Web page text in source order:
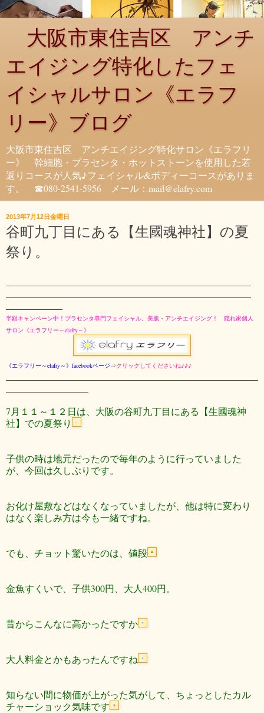
大阪市東住吉区 アンチ
エイジング特化したフェ
イシャルサロン《エラフ
リー》ブログ
大阪市東住吉区 アンチエイジング特化サロン《エラフリ
ー》 幹細胞・プラセンタ・ホットストーンを使用した若
返りコースが人気♪フェイシャル&ボディーコースがありま
す。 ☎080-2541-5956 メール：mail@elafry.com
2013年7月12日金曜日
谷町九丁目にある【生國魂神社】の夏
祭り。
半額キャンペーン中！プラセンタ専門フェイシャル。美肌・アンチエイジング！ 隠れ家個人
サロン 《エラフリー～elafry～》
《エラフリー ～elafry～》facebookページ⇒クリックしてくださいね♪♪♪
7月１１～１２日は、大阪の谷町九丁目にある【生國魂神
社】での夏祭り
子供の時は地元だったので毎年のように行っていました
が、 今回は久しぶりです。
お化け屋敷などはなくなっていましたが、他は特に変わり
はなく楽しみ方は今も一緒ですね。
でも、チョット驚いたのは、値段
金魚すくいで、子供300円、大人400円。
昔からこんなに高かったですか
大人料金とかもあったんですね
知らない間に物価が上がった気がして、ちょっとしたカル
チャーショック気味です